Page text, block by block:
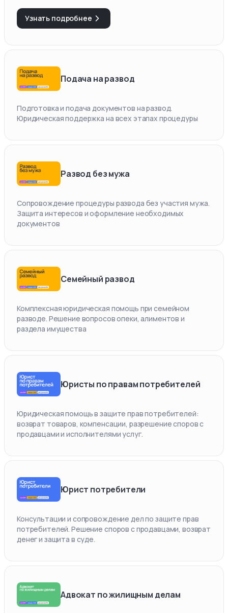
Узнать подробнее
Подача на развод
Подготовка и подача документов на развод.
Юридическая поддержка на всех этапах процедуры
Развод без мужа
Сопровождение процедуры развода без участия мужа.
Защита интересов и оформление необходимых
документов
Семейный развод
Комплексная юридическая помощь при семейном
разводе. Решение вопросов опеки, алиментов и
раздела имущества
Юристы по правам потребителей
Юридическая помощь в защите прав потребителей:
возврат товаров, компенсации, разрешение споров с
продавцами и исполнителями услуг.
Юрист потребители
Консультации и сопровождение дел по защите прав
потребителей. Решение споров с продавцами, возврат
денег и защита в суде.
Адвокат по жилищным делам